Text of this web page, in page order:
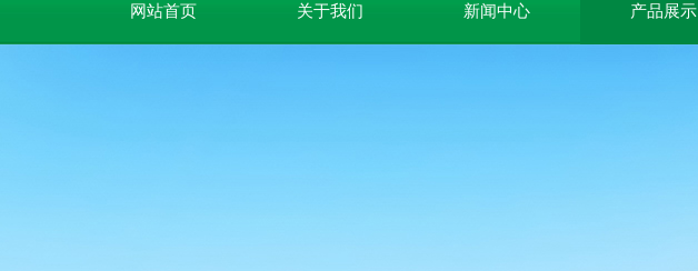
网站首页 关于我们 新闻中心 产品展示